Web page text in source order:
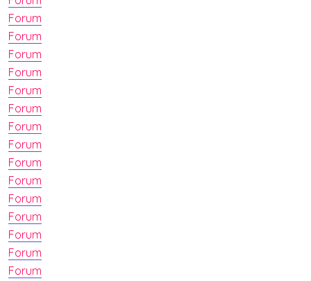
Forum
Forum
Forum
Forum
Forum
Forum
Forum
Forum
Forum
Forum
Forum
Forum
Forum
Forum
Forum